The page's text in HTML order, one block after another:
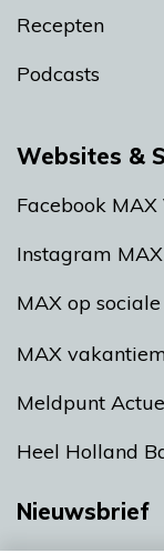
Recepten
Podcasts
Websites &
Facebook
Instagram
MAX op
MAX
Meldpunt
Heel Holland
Nieuwsbrief